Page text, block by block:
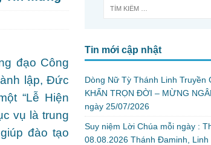
đạo Công
lập, Đức
“Lễ Hiện
vụ là trung
đào tạo
Tin mới cập nhật
Dòng Nữ Tỳ Thánh Linh Truyền
KHẤN TRỌN ĐỜI – MỪNG
ngày 25/07/2026
Suy niệm Lời Chúa mỗi ngày :
08.08.2026 Thánh Đaminh, Linh